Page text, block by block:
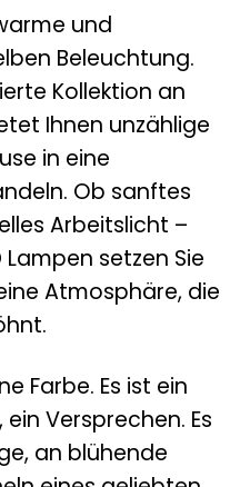
und
Beleuchtung.
Kollektion an
Ihnen unzählige
in eine
Ob sanftes
Arbeitslicht –
setzen Sie
Atmosphäre, die
Farbe. Es ist ein
Versprechen. Es
an blühende